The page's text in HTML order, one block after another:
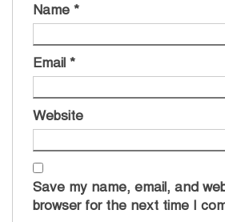
Name *
Email *
Website
Save my name, email, and
browser for the next time I